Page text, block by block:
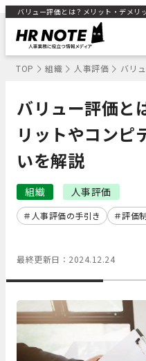
TOP 組織 人事評価 バリ
バリュー評価と
リットやコンピ
いを解説
組織 人事評価
人事評価の手引き 評価
最終更新日： 2024.12.24